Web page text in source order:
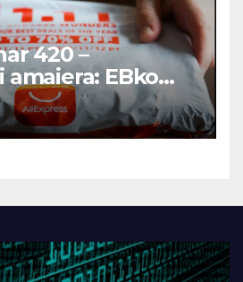
420 –
EBko
berriak
AEBetako AAren
behin
bideojoko